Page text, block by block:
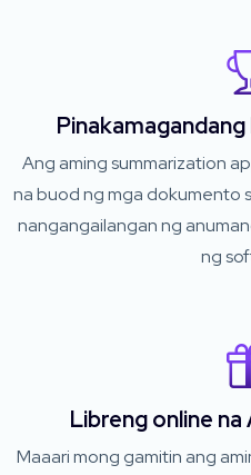
Ang aming summarization
na buod ng mga dokumento
nangangailangan ng
ng
Libreng online
Maaari mong gamitin ang